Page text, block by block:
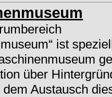
ist
über
Austausch